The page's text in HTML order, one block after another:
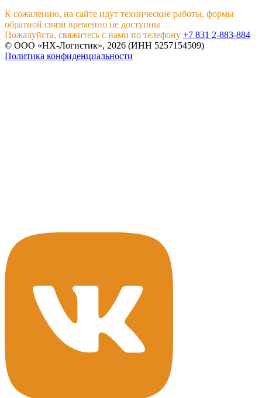
К сожалению, на сайте идут технические работы, формы
обратной связи временно не доступны
Пожалуйста, свяжитесь с нами по телефону +7 831 2-883-884
© ООО «НХ-Логистик», 2026 (ИНН 5257154509)
Политика конфиденциальности